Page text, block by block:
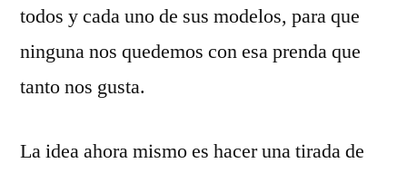
todos y cada uno de sus modelos, para que
ninguna nos quedemos con esa prenda que
tanto nos gusta.
La idea ahora mismo es hacer una tirada de